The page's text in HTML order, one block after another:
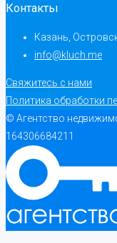
Контакты
Казань,
info@kluch.me
Свяжитесь с нами
Политика обработки
© Агентство
164306684211